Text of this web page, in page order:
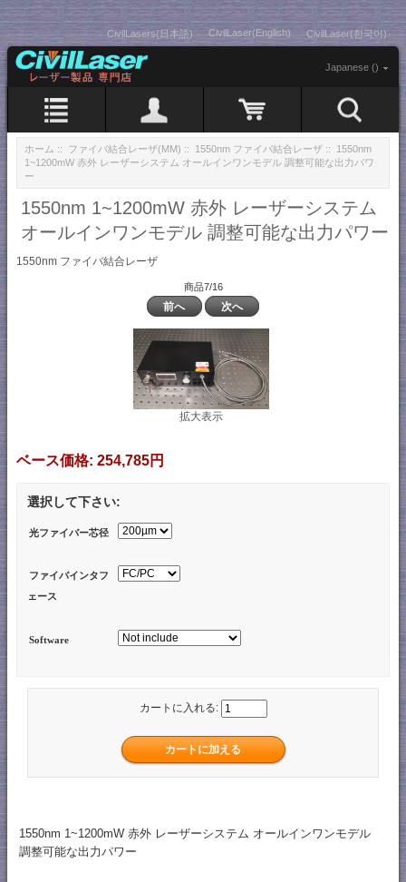
CivilLasers(日本語) CivilLaser(English) CivilLaser(한국어)
Japanese ()
ホーム :: ファイバ結合レーザ(MM) :: 1550nm ファイバ結合レーザ :: 1550nm
1~1200mW 赤外 レーザーシステム オールインワンモデル 調整可能な出力パワ
ー
1550nm 1~1200mW 赤外 レーザーシステム
オールインワンモデル 調整可能な出力パワー
1550nm ファイバ結合レーザ
商品7/16
前へ 次へ
拡大表示
ベース価格: 254,785円
選択して下さい:
光ファイバー芯径
ファイバインタフ
ェース
Software
カートに入れる:
1550nm 1~1200mW 赤外 レーザーシステム オールインワンモデル
調整可能な出力パワー